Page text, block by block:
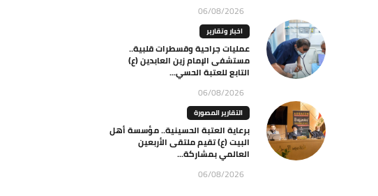
06/08/2026
اخبار وتقارير
عمليات جراحية وقسطرات قلبية..
مستشفى الإمام زين العابدين (ع)
التابع للعتبة الحسي...
06/08/2026
التقارير المصورة
برعاية العتبة الحسينية.. مؤسسة أهل
البيت (ع) تقيم ملتقى الأربعين
العالمي بمشاركة...
06/08/2026